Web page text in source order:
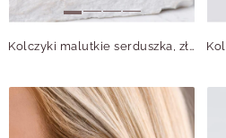
Kolczyki malutkie serduszka, złoty S205930Z00